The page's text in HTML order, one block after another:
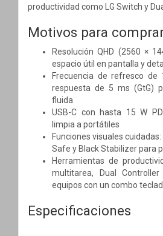
productividad como LG Switch y
Motivos para
Resolución QHD (2560 ×
espacio útil en pantalla y
Frecuencia de refresco
respuesta de 5 ms (GtG)
fluida
USB-C con hasta 15 W
limpia a portátiles
Funciones visuales
Safe y Black Stabilizer para
Herramientas de
multitarea, Dual
equipos con un combo
Especificaciones